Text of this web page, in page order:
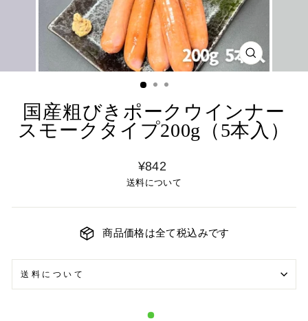
国産粗びきポークウインナー
スモークタイプ200g（5本入）
¥842
送料について
商品価格は全て税込みです
送料について